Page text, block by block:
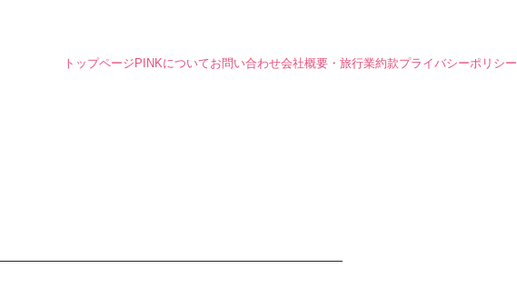
会社概要・旅行業約款プライバシーポリシー
トップページ PINKについてお問い合わせ